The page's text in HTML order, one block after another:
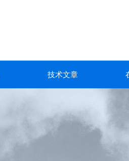
技术文章